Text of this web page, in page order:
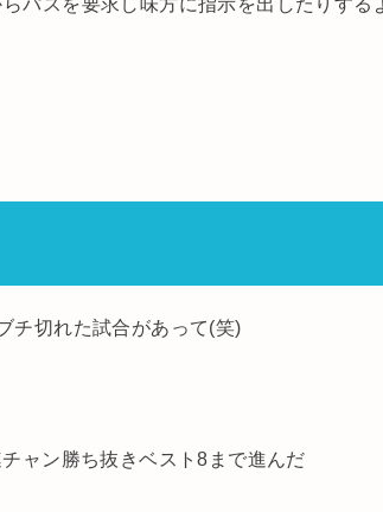
チ切れた試合があって(笑)
ャン勝ち抜きベスト8まで進んだ